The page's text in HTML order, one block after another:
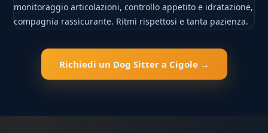
monitoraggio articolazioni, controllo appetito e idratazione,
compagnia rassicurante. Ritmi rispettosi e tanta pazienza.
Richiedi un Dog Sitter a Cigole →